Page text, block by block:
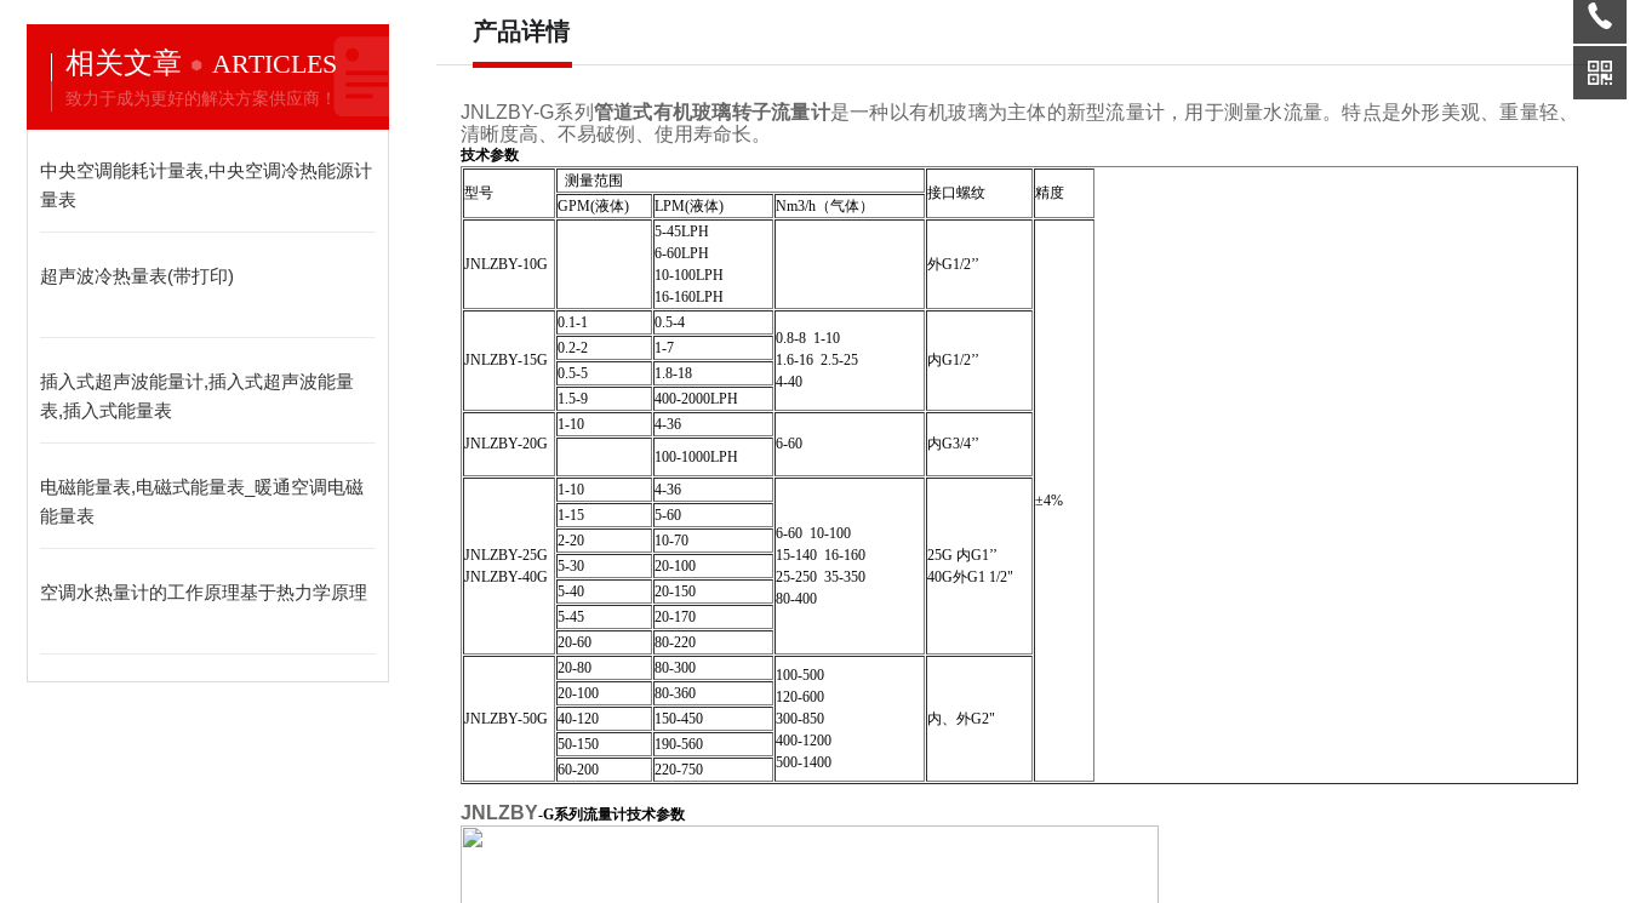
相关文章 ARTICLES
致力于成为更好的解决方案供应商！
中央空调能耗计量表,中央空调冷热能源计
量表
超声波冷热量表(带打印)
插入式超声波能量计,插入式超声波能量
表,插入式能量表
电磁能量表,电磁式能量表_暖通空调电磁
能量表
空调水热量计的工作原理基于热力学原理
产品详情
JNLZBY-G系列 管道式有机玻璃转子流量计是一种以有机玻璃为主体的新型流量计，用于测量水流量。特点是外形美观、重量轻、
清晰度高、不易破例、使用寿命长。
技术参数
型号
测量范围
接口螺纹 精度
GPM(液体) LPM(液体) Nm3/h（气体）
JNLZBY-10G
5-45LPH
6-60LPH
10-100LPH
16-160LPH
外G1/2’’
±4%
JNLZBY-15G
0.1-1
0.5-4
0.8-8 1-10
1.6-16 2.5-25
4-40
内G1/2’’
0.2-2
1-7
0.5-5
1.8-18
1.5-9
400-2000LPH
JNLZBY-20G
1-10
4-36
6-60
内G3/4’’
100-1000LPH
JNLZBY-25G
JNLZBY-40G
1-10 4-36
6-60 10-100
15-140 16-160
25-250 35-350
80-400
25G 内G1’’
40G外G1 1/2"
1-15
5-60
2-20
10-70
5-30
20-100
5-40
20-150
5-45
20-170
20-60
80-220
JNLZBY-50G
20-80 80-300
100-500
120-600
300-850
400-1200
500-1400
内、外G2"
20-100
80-360
40-120
150-450
50-150
190-560
60-200
220-750
JNLZBY-G系列流量计技术参数